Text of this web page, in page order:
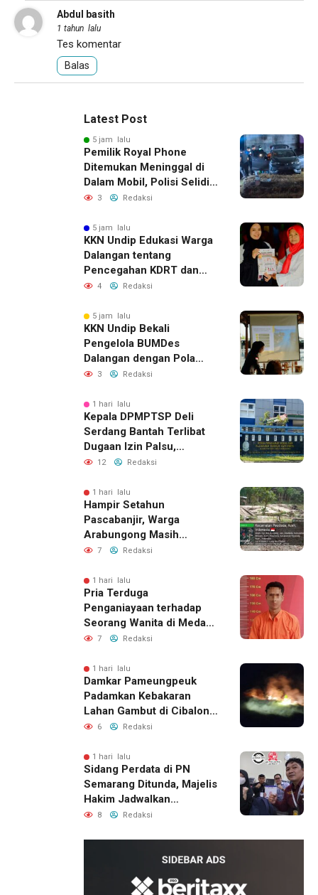
Abdul basith
1 tahun lalu
Tes komentar
Balas
Latest Post
5 jam lalu
Pemilik Royal Phone
Ditemukan Meninggal di
Dalam Mobil, Polisi Selidiki
Dugaan Keterkaitan
3 Redaksi
5 jam lalu
KKN Undip Edukasi Warga
Dalangan tentang
Pencegahan KDRT dan
Komunikasi Keluarga
4 Redaksi
5 jam lalu
KKN Undip Bekali
Pengelola BUMDes
Dalangan dengan Pola
Pikir Inovatif
3 Redaksi
1 hari lalu
Kepala DPMPTSP Deli
Serdang Bantah Terlibat
Dugaan Izin Palsu,
Tegaskan Proses
Jalur Resmi
12 Redaksi
1 hari lalu
Hampir Setahun
Pascabanjir, Warga
Arabungong Masih
Menunggu Bantuan
7 Redaksi
1 hari lalu
Pria Terduga
Penganiayaan terhadap
Seorang Wanita di Medan
Ditangkap Polisi
7 Redaksi
1 hari lalu
Damkar Pameungpeuk
Padamkan Kebakaran
Lahan Gambut di Cibalong,
Permukiman Warga
6 Redaksi
1 hari lalu
Sidang Perdata di PN
Semarang Ditunda, Majelis
Hakim Jadwalkan
Pemanggilan Ulang BPR
8 Redaksi